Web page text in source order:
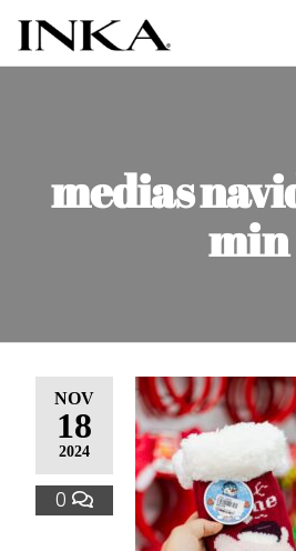
accesorios
medias
min
NOV
18
2024
0